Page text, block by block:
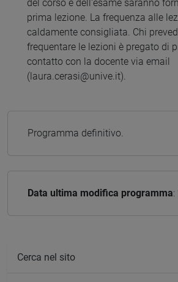
del corso e dell'esame saranno
prima lezione. La frequenza alle
caldamente consigliata. Chi
frequentare le lezioni è pregato di
contatto con la docente via email
(laura.cerasi@unive.it).
Programma definitivo.
Data ultima modifica programma
Cerca nel sito